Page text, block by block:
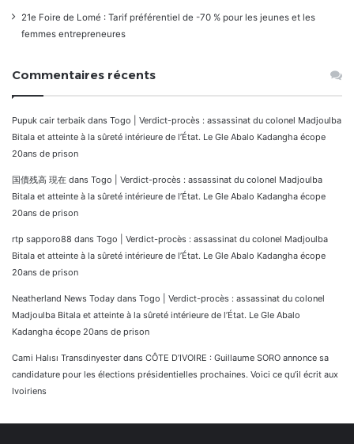
21e Foire de Lomé : Tarif préférentiel de -70 % pour les jeunes et les
femmes entrepreneures
Commentaires récents
Pupuk cair terbaik dans Togo | Verdict-procès : assassinat du colonel Madjoulba
Bitala et atteinte à la sûreté intérieure de l’État. Le Gle Abalo Kadangha écope
20ans de prison
国債残高 現在 dans Togo | Verdict-procès : assassinat du colonel Madjoulba
Bitala et atteinte à la sûreté intérieure de l’État. Le Gle Abalo Kadangha écope
20ans de prison
rtp sapporo88 dans Togo | Verdict-procès : assassinat du colonel Madjoulba
Bitala et atteinte à la sûreté intérieure de l’État. Le Gle Abalo Kadangha écope
20ans de prison
Neatherland News Today dans Togo | Verdict-procès : assassinat du colonel
Madjoulba Bitala et atteinte à la sûreté intérieure de l’État. Le Gle Abalo
Kadangha écope 20ans de prison
Cami Halısı Transdinyester dans CÔTE D’IVOIRE : Guillaume SORO annonce sa
candidature pour les élections présidentielles prochaines. Voici ce qu’il écrit aux
Ivoiriens